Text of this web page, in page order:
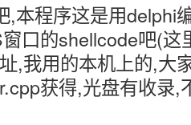
,本程序这是用delphi
口的shellcode吧(这
,我用的本机上的,大
获得,光盘有收录,